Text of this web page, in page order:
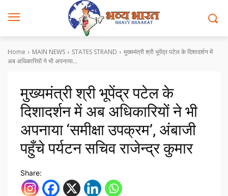
Home MAIN NEWS STATES STRAND
मुख्यमंत्री श्री भूपेंद्र पटेल के दिशादर्शन में
अब अधिकारियों ने भी अपनाया...
मुख्यमंत्री श्री भूपेंद्र पटेल के
दिशादर्शन में अब अधिकारियों ने भी
अपनाया ‘समीक्षा उपक्रम’, अंबाजी
पहुँचे पर्यटन सचिव राजेन्द्र कुमार
Share: